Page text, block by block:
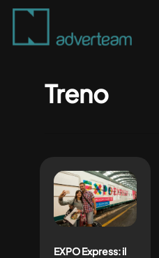
Skip
main
Treno
EXPO Express: il